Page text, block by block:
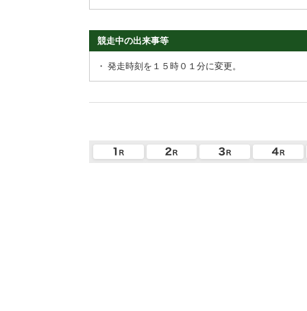
競走中の出来事等
・ 発走時刻を１５時０１分に変更。